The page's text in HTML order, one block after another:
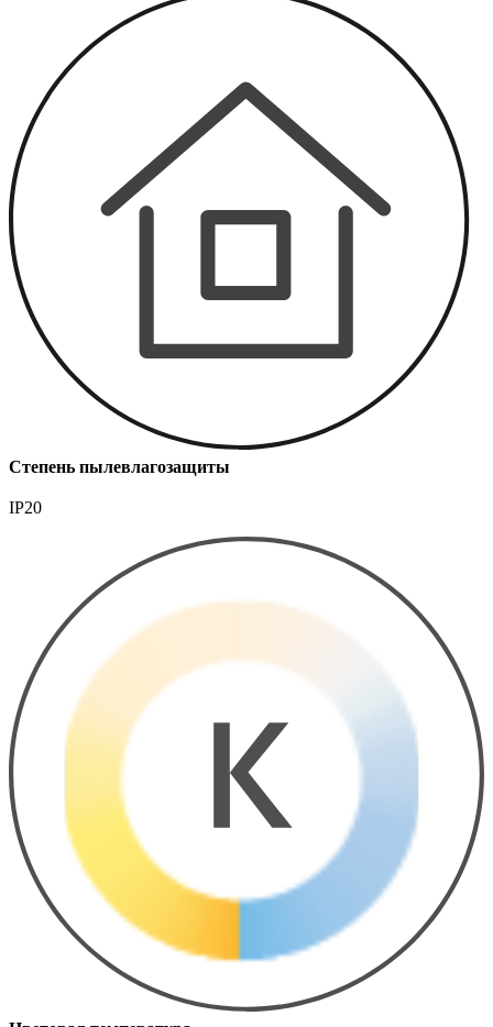
Степень пылевлагозащиты
IP20